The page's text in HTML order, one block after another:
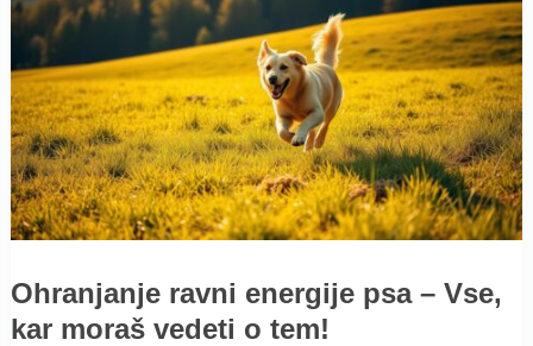
Ohranjanje ravni energije psa – Vse,
kar moraš vedeti o tem!